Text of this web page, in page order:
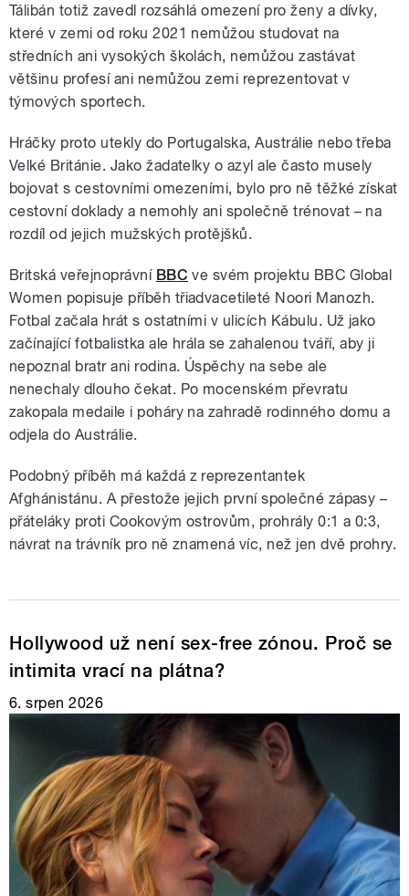
Tálibán totiž zavedl rozsáhlá omezení pro ženy a dívky,
které v zemi od roku 2021 nemůžou studovat na
středních ani vysokých školách, nemůžou zastávat
většinu profesí ani nemůžou zemi reprezentovat v
týmových sportech.
Hráčky proto utekly do Portugalska, Austrálie nebo třeba
Velké Británie. Jako žadatelky o azyl ale často musely
bojovat s cestovními omezeními, bylo pro ně těžké získat
cestovní doklady a nemohly ani společně trénovat – na
rozdíl od jejich mužských protějšků.
Britská veřejnoprávní BBC ve svém projektu BBC Global
Women popisuje příběh třiadvacetileté Noori Manozh.
Fotbal začala hrát s ostatními v ulicích Kábulu. Už jako
začínající fotbalistka ale hrála se zahalenou tváří, aby ji
nepoznal bratr ani rodina. Úspěchy na sebe ale
nenechaly dlouho čekat. Po mocenském převratu
zakopala medaile i poháry na zahradě rodinného domu a
odjela do Austrálie.
Podobný příběh má každá z reprezentantek
Afghánistánu. A přestože jejich první společné zápasy –
přáteláky proti Cookovým ostrovům, prohrály 0:1 a 0:3,
návrat na trávník pro ně znamená víc, než jen dvě prohry.
Hollywood už není sex-free zónou. Proč se
intimita vrací na plátna?
6. srpen 2026